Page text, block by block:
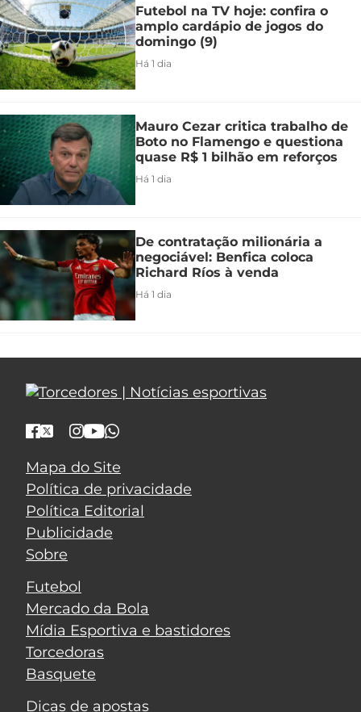
Futebol na TV hoje: confira o
amplo cardápio de jogos do
domingo (9)
Há 1 dia
Mauro Cezar critica trabalho de
Boto no Flamengo e questiona
quase R$ 1 bilhão em reforços
Há 1 dia
De contratação milionária a
negociável: Benfica coloca
Richard Ríos à venda
Há 1 dia
Mapa do Site
Política de privacidade
Política Editorial
Publicidade
Sobre
Futebol
Mercado da Bola
Mídia Esportiva e bastidores
Torcedoras
Basquete
Dicas de apostas